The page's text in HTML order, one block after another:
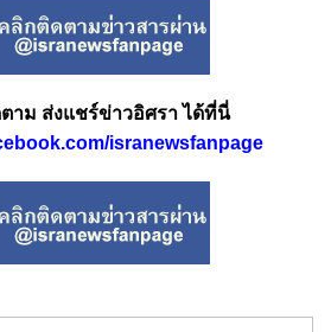
าม ส่งแชร์ข่าวอิศรา ได้ที่นี่
isranewsfanpage